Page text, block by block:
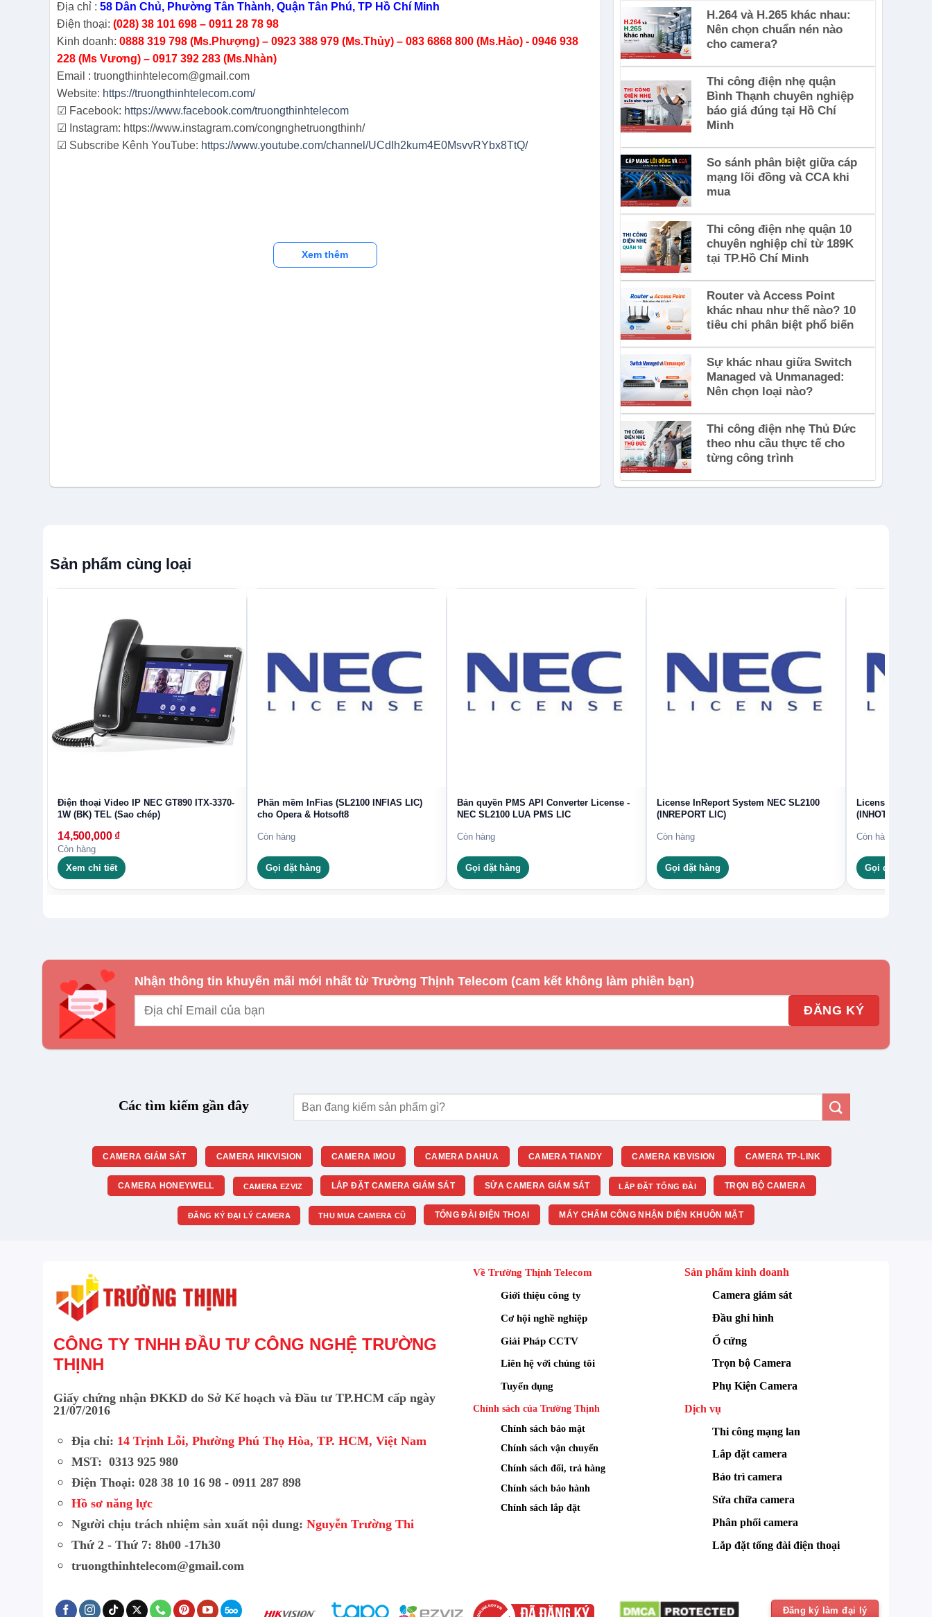
Địa chỉ : 58 Dân Chủ, Phường Tân Thành, Quận Tân Phú, TP Hồ Chí Minh
Điện thoại: (028) 38 101 698 – 0911 28 78 98
Kinh doanh: 0888 319 798 (Ms.Phượng) – 0923 388 979 (Ms.Thủy) – 083 6868 800 (Ms.Hảo) - 0946 938
228 (Ms Vương) – 0917 392 283 (Ms.Nhàn)
Email : truongthinhtelecom@gmail.com
Website: https://truongthinhtelecom.com/
☑ Facebook: https://www.facebook.com/truongthinhtelecom
☑ Instagram: https://www.instagram.com/congnghetruongthinh/
☑ Subscribe Kênh YouTube: https://www.youtube.com/channel/UCdIh2kum4E0MsvvRYbx8TtQ/
Xem thêm
H.264 và H.265 khác nhau:
Nên chọn chuẩn nén nào
cho camera?
Thi công điện nhẹ quận
Bình Thạnh chuyên nghiệp
báo giá đúng tại Hồ Chí
Minh
So sánh phân biệt giữa cáp
mạng lõi đồng và CCA khi
mua
Thi công điện nhẹ quận 10
chuyên nghiệp chỉ từ 189K
tại TP.Hồ Chí Minh
Router và Access Point
khác nhau như thế nào? 10
tiêu chi phân biệt phổ biến
Sự khác nhau giữa Switch
Managed và Unmanaged:
Nên chọn loại nào?
Thi công điện nhẹ Thủ Đức
theo nhu cầu thực tế cho
từng công trình
Sản phẩm cùng loại
Điện thoại Video IP NEC GT890 ITX-3370-
1W (BK) TEL (Sao chép)
14,500,000 ₫
Còn hàng
Xem chi tiết
Phần mềm InFias (SL2100 INFIAS LIC)
cho Opera & Hotsoft8
Còn hàng
Gọi đặt hàng
Bản quyền PMS API Converter License -
NEC SL2100 LUA PMS LIC
Còn hàng
Gọi đặt hàng
License InReport System NEC SL2100
(INREPORT LIC)
Còn hàng
Gọi đặt hàng
License InHotel
(INHOTEL
Còn hàng
Gọi đặt hàng
Nhận thông tin khuyến mãi mới nhất từ Trường Thịnh Telecom (cam kết không làm phiền bạn)
Các tìm kiếm gần đây
Tìm
CAMERA GIÁM SÁT CAMERA HIKVISION CAMERA IMOU CAMERA DAHUA CAMERA TIANDY CAMERA KBVISION CAMERA TP-LINK
CAMERA HONEYWELL CAMERA EZVIZ LẮP ĐẶT CAMERA GIÁM SÁT SỬA CAMERA GIÁM SÁT LẮP ĐẶT TỔNG ĐÀI TRỌN BỘ CAMERA
ĐĂNG KÝ ĐẠI LÝ CAMERA THU MUA CAMERA CŨ TỔNG ĐÀI ĐIỆN THOẠI MÁY CHẤM CÔNG NHẬN DIỆN KHUÔN MẶT
CÔNG TY TNHH ĐẦU TƯ CÔNG NGHỆ TRƯỜNG
THỊNH
Giấy chứng nhận ĐKKD do Sở Kế hoạch và Đầu tư TP.HCM cấp ngày
21/07/2016
Địa chỉ: 14 Trịnh Lỗi, Phường Phú Thọ Hòa, TP. HCM, Việt Nam
MST: 0313 925 980
Điện Thoại: 028 38 10 16 98 - 0911 287 898
Hồ sơ năng lực
Người chịu trách nhiệm sản xuất nội dung: Nguyễn Trường Thi
Thứ 2 - Thứ 7: 8h00 -17h30
truongthinhtelecom@gmail.com
Về Trường Thịnh Telecom
Giới thiệu công ty
Cơ hội nghề nghiệp
Giải Pháp CCTV
Liên hệ với chúng tôi
Tuyển dụng
Chính sách của Trường Thịnh
Chính sách bảo mật
Chính sách vận chuyển
Chính sách đổi, trả hàng
Chính sách bảo hành
Chính sách lắp đặt
Sản phẩm kinh doanh
Camera giám sát
Đầu ghi hình
Ổ cứng
Trọn bộ Camera
Phụ Kiện Camera
Dịch vụ
Thi công mạng lan
Lắp đặt camera
Bảo trì camera
Sửa chữa camera
Phân phối camera
Lắp đặt tổng đài điện thoại
Đăng ký làm đại lý